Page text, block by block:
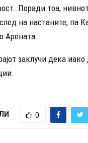
Поради тоа,
на настаните, па
Арената.
заклучи дека
0